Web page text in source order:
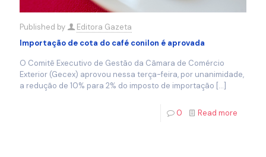
Published by
Editora Gazeta
Importação de cota do café conilon é aprovada
O Comitê Executivo de Gestão da Câmara de Comércio
Exterior (Gecex) aprovou nessa terça-feira, por unanimidade,
a redução de 10% para 2% do imposto de importação […]
0 Read more